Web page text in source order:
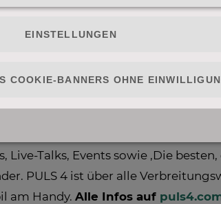
Live-Talks, Events sowie ‚Die
PULS 4 ist über alle
am Handy. Alle Infos auf